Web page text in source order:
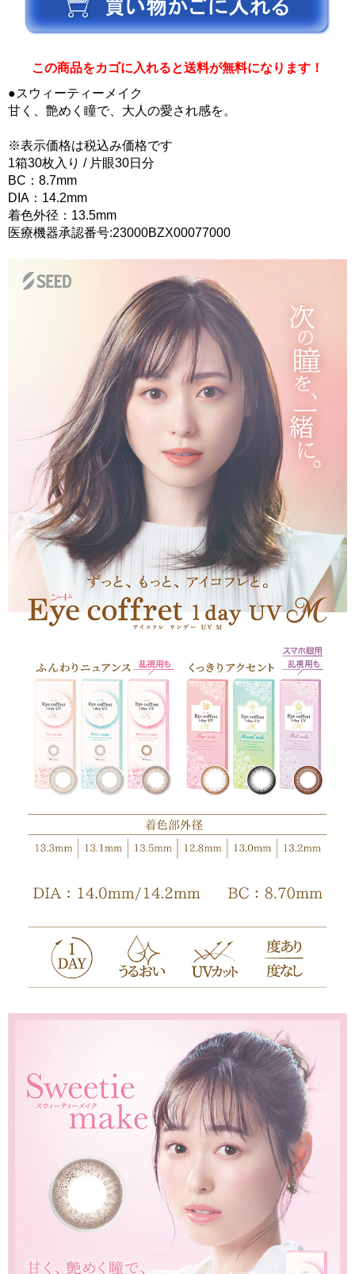
この商品をカゴに入れると送料が無料になります！
●スウィーティーメイク
甘く、艶めく瞳で、大人の愛され感を。
※表示価格は税込み価格です
1箱30枚入り / 片眼30日分
BC：8.7mm
DIA：14.2mm
着色外径：13.5mm
医療機器承認番号:23000BZX00077000